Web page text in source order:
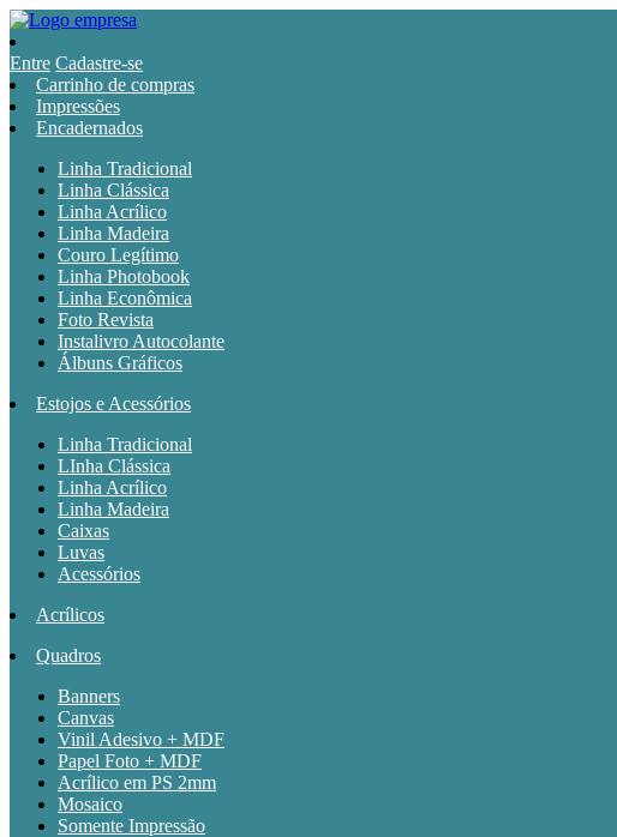
Entre Cadastre-se
Carrinho de compras
Impressões
Encadernados
Linha Tradicional
Linha Clássica
Linha Acrílico
Linha Madeira
Couro Legítimo
Linha Photobook
Linha Econômica
Foto Revista
Instalivro Autocolante
Álbuns Gráficos
Estojos e Acessórios
Linha Tradicional
LInha Clássica
Linha Acrílico
Linha Madeira
Caixas
Luvas
Acessórios
Acrílicos
Quadros
Banners
Canvas
Vinil Adesivo + MDF
Papel Foto + MDF
Acrílico em PS 2mm
Mosaico
Somente Impressão